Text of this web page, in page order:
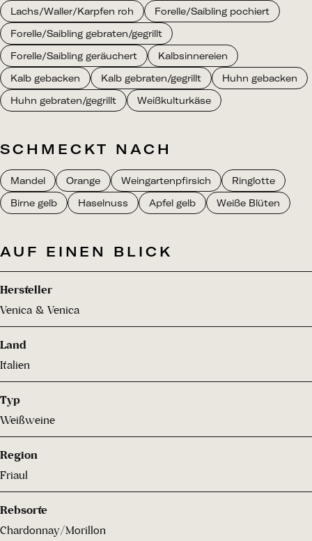
Lachs/Waller/Karpfen roh
Forelle/Saibling pochiert
Forelle/Saibling gebraten/gegrillt
Forelle/Saibling geräuchert
Kalbsinnereien
Kalb gebacken
Kalb gebraten/gegrillt
Huhn gebacken
Huhn gebraten/gegrillt
Weißkulturkäse
SCHMECKT NACH
Mandel Orange Weingartenpfirsich
Ringlotte
Birne gelb
Haselnuss Apfel gelb Weiße Blüten
AUF EINEN BLICK
Hersteller
Venica & Venica
Land
Italien
Typ
Weißweine
Region
Friaul
Rebsorte
Chardonnay/Morillon